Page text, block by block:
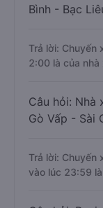
Bình - Bạc
Trả lời: Chuyến
2:00 là của nhà
Câu hỏi: Nhà
Gò Vấp - Sài
Trả lời: Chuyến
vào lúc 23:59